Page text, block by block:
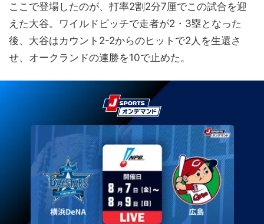
ここで登場したのが、打率2割2分7厘でこの試合を迎
えた大谷。ワイルドピッチで走者が2・3塁となった
後、大谷はカウント2-2からのヒットで2人を生還さ
せ、オークランドの連勝を10で止めた。